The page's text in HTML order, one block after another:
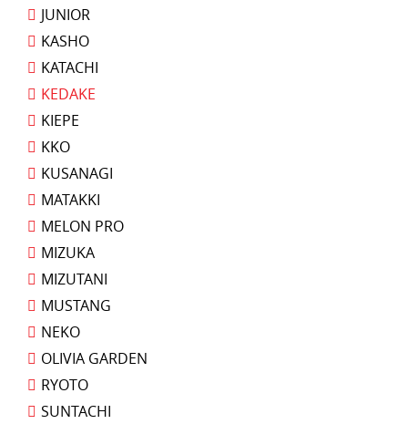
JUNIOR
KASHO
KATACHI
KEDAKE
KIEPE
KKO
KUSANAGI
MATAKKI
MELON PRO
MIZUKA
MIZUTANI
MUSTANG
NEKO
OLIVIA GARDEN
RYOTO
SUNTACHI